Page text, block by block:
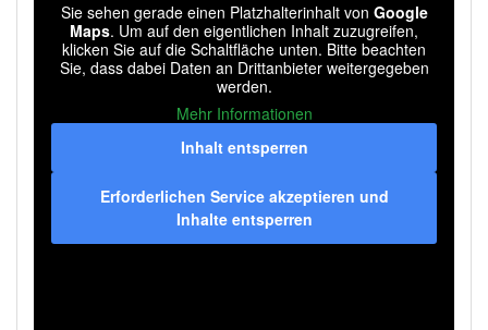
Sie sehen gerade einen Platzhalterinhalt von Google
Maps. Um auf den eigentlichen Inhalt zuzugreifen,
klicken Sie auf die Schaltfläche unten. Bitte beachten
Sie, dass dabei Daten an Drittanbieter weitergegeben
werden.
Mehr Informationen
Inhalt entsperren
Erforderlichen Service akzeptieren und
Inhalte entsperren